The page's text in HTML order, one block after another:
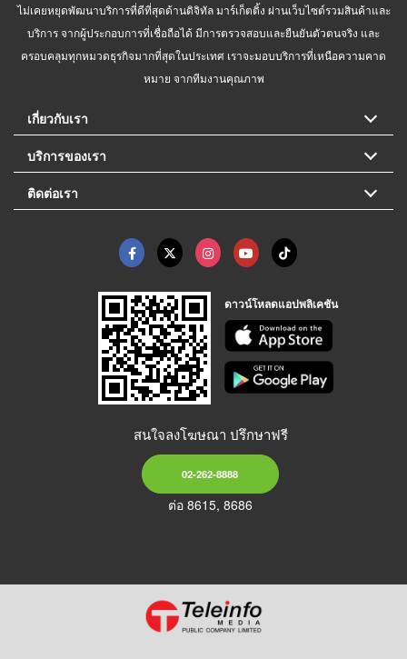
ไม่เคยหยุดพัฒนาบริการที่ดีที่สุดด้านดิจิทัล มาร์เก็ตติ้ง ผ่านเว็บไซต์รวมสินค้าและ
บริการ จากผู้ประกอบการที่เชื่อถือได้ มีการตรวจสอบและยืนยันตัวตนจริง และ
ครอบคลุมทุกหมวดธุรกิจมากที่สุดในประเทศ เราจะมอบบริการที่เหนือความคาด
หมาย จากทีมงานคุณภาพ
เกี่ยวกับเรา
บริการของเรา
ติดต่อเรา
ดาวน์โหลดแอปพลิเคชัน
สนใจลงโฆษณา ปรึกษาฟรี
02-262-8888
ต่อ 8615, 8686